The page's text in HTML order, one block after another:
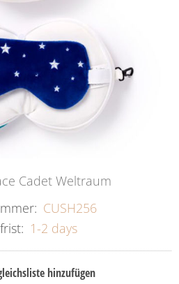
Cadet Weltraum
CUSH256
1-2 days